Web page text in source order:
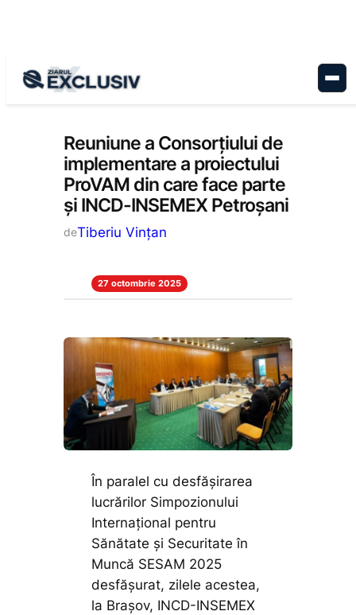
Economie, Stiri la zi
Reuniune a Consorțiului de
implementare a proiectului
ProVAM din care face parte
și INCD-INSEMEX Petroșani
deTiberiu Vințan
27 octombrie 2025
În paralel cu desfășirarea
lucrărilor Simpozionului
Internațional pentru
Sănătate și Securitate în
Muncă SESAM 2025
desfășurat, zilele acestea,
la Brașov, INCD-INSEMEX